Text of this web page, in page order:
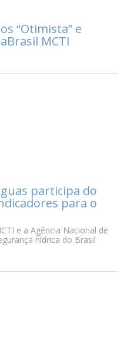
“Otimista” e
MCTI
participa do
para o
e a Agência Nacional de
hídrica do Brasil